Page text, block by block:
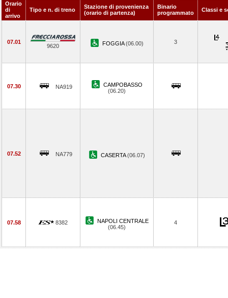
Orario
di
arrivo
Tipo e n. di treno
Stazione di provenienza
(orario di partenza)
Binario
programmato
Classi e
07.01
9620 FOGGIA(06.00) 3
07.30 NA919
CAMPOBASSO
(06.20)
07.52 NA779 CASERTA(06.07)
07.58 8382
NAPOLI CENTRALE
(06.45)
4